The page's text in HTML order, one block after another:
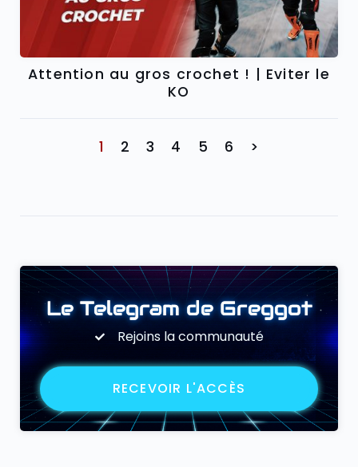
Attention au gros crochet ! | Eviter le
KO
1 2 3 4 5 6 >
Le Telegram de Greggot
Rejoins la communauté
RECEVOIR L'ACCÈS